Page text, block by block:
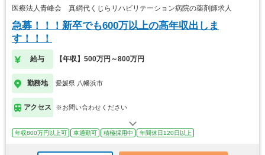
医療法人青峰会 真網代くじらリハビリテーション病院の薬剤師求人
急募！！！新卒でも600万以上の高年収出しま
す！！！
給与 【年収】500万円～800万円
勤務地 愛媛県 八幡浜市
アクセス ※お問い合わせください
年収800万円以上可 車通勤可 積極採用中 年間休日120日以上